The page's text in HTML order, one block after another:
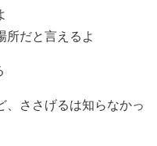
所だと言えるよ
、ささげるは知らなかっ